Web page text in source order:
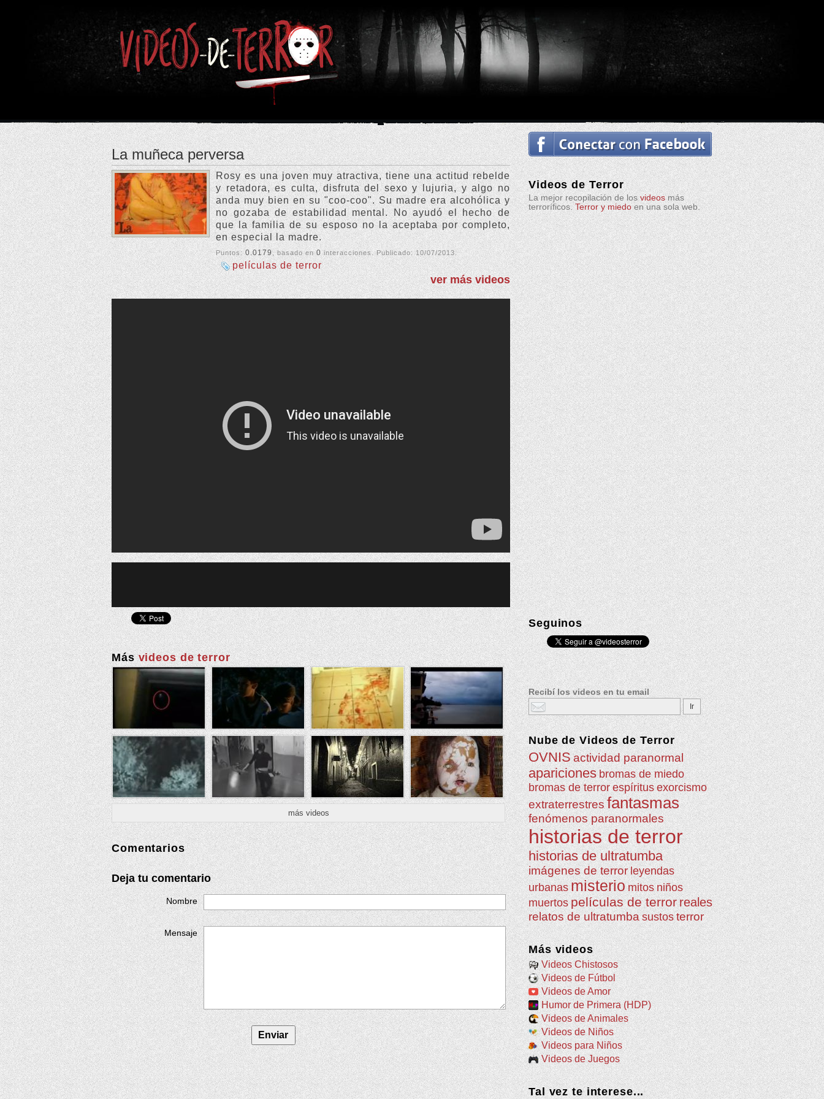
Videos de Terror
La mejor recopilación de losvideosmás
terroríficos.Terror y miedoen una sola web.
La muñeca perversa
Rosy es una joven muy atractiva, tiene una actitud rebelde
y retadora, es culta, disfruta del sexo y lujuria, y algo no
anda muy bien en su "coo-coo". Su madre era alcohólica y
no gozaba de estabilidad mental. No ayudó el hecho de
que la familia de su esposo no la aceptaba por completo,
en especial la madre.
Puntos:0.0179, basado en0interacciones. Publicado:10/07/2013.
películas de terror
ver más videos
Másvideos de terror
más videos
Comentarios
Deja tu comentario
Nombre
Mensaje
Seguinos
Recibí los videos en tu email
Nube deVideos de Terror
OVNISactividad paranormal
apariciones bromas de miedo
bromas de terror espíritus exorcismo
extraterrestresfantasmas
fenómenos paranormales
historias de terror
historias de ultratumba
imágenes de terror leyendas
urbanas misterio mitos niños
muertos películas de terrorreales
relatos de ultratumba sustos terror
Más videos
Videos Chistosos
Videos de Fútbol
Videos de Amor
Humor de Primera (HDP)
Videos de Animales
Videos de Niños
Videos para Niños
Videos de Juegos
Tal vez te interese...